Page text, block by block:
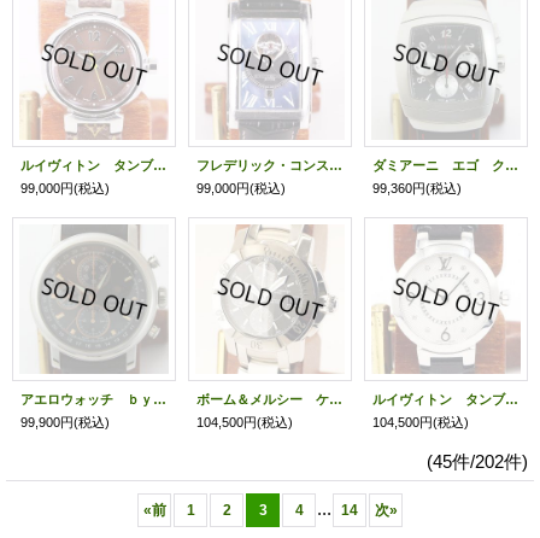
ルイヴィトン タンブール Ｑ１２１１ 茶文字盤
99,000円(税込)
フレデリック・コンスタント カレ FC315MPB4C26 黒シェル文字盤
99,000円(税込)
ダミアーニ エゴ クロノグラフ D06ACFH 黒文字盤
99,360円(税込)
アエロウォッチ ｂｙシェルマン クロノグラフ グランクラシック 黒文字盤
99,900円(税込)
ボーム＆メルシー ケープランド クロノグラフ ６５３５２ 黒文字盤 グレーインダイアル
104,500円(税込)
ルイヴィトン タンブール Ｑ１２ＭＧ 銀文字盤 ８Ｐ
104,500円(税込)
(45件/202件)
«前 1 2 3 4 ... 14 次»